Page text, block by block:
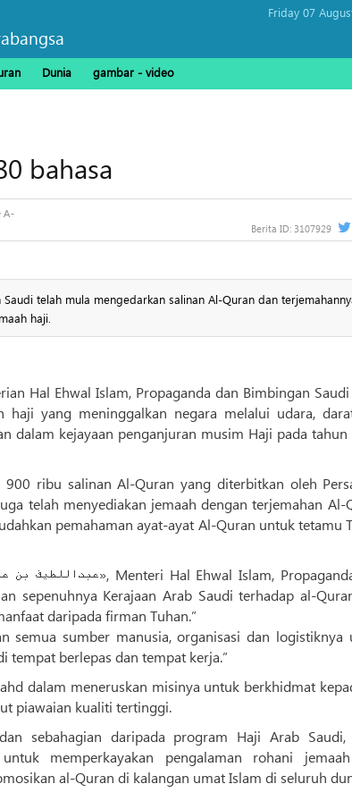
Friday 07
Dunia gambar - video
bahasa
Berita ID: 3107929
telah mula mengedarkan salinan Al-Quran dan
haji.
yang meninggalkan negara melalui udara,
dalam kejayaan penganjuran musim Haji pada
ribu salinan Al-Quran yang diterbitkan oleh
telah menyediakan jemaah dengan terjemahan Al-
pemahaman ayat-ayat Al-Quran untuk tetamu
sepenuhnya Kerajaan Arab Saudi terhadap al-
daripada firman Tuhan.”
semua sumber manusia, organisasi dan logistiknya
tempat berlepas dan tempat kerja.”
dalam meneruskan misinya untuk berkhidmat
piawaian kualiti tertinggi.
sebahagian daripada program Haji Arab Saudi,
memperkayakan pengalaman rohani
al-Quran di kalangan umat Islam di seluruh